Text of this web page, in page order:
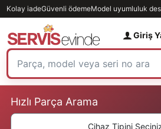
Kolay iadeGüvenli ödemeModel uyumluluk
Giriş
Hızlı Parça Arama
Cihaz Tipini